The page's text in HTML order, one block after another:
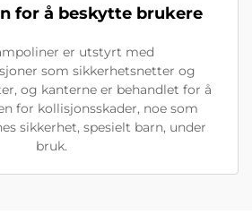
for å beskytte brukere
er utstyrt med
som sikkerhetsnetter og
og kanterne er behandlet for å
for kollisjonsskader, noe som
sikkerhet, spesielt barn, under
bruk.